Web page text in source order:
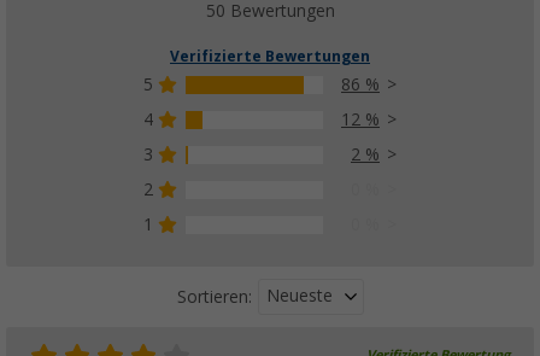
50 Bewertungen
Verifizierte Bewertungen
5
86 %
4
12 %
3
2 %
2
1
Sortieren: Neueste